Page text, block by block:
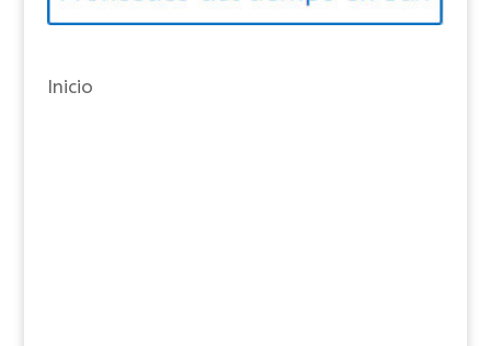
í
s
Inicio